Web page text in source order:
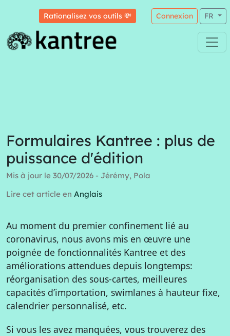
Rationalisez vos outils 💸 Connexion FR
Formulaires Kantree : plus de
puissance d'édition
Mis à jour le 30/07/2026 - Jérémy, Pola
Lire cet article en Anglais
Au moment du premier confinement lié au
coronavirus, nous avons mis en œuvre une
poignée de fonctionnalités Kantree et des
améliorations attendues depuis longtemps:
réorganisation des sous-cartes, meilleures
capacités d’importation, swimlanes à hauteur fixe,
calendrier personnalisé, etc.
Si vous les avez manquées, vous trouverez des